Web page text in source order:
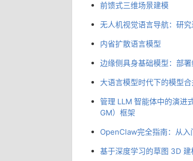
前馈式三维场景建模
无人机视觉语言导航：研
内省扩散语言模型
边缘侧具身基础模型：部
大语言模型时代下的模型
管理 LLM 智能体中的演进
GM）框架
OpenClaw完全指南：从
基于深度学习的草图 3D 建